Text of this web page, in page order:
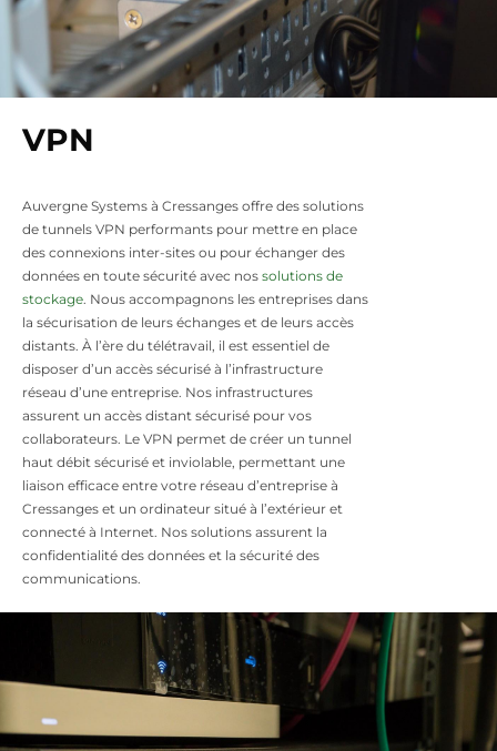
VPN
Auvergne Systems à Cressanges offre des solutions
de tunnels VPN performants pour mettre en place
des connexions inter-sites ou pour échanger des
données en toute sécurité avec nos solutions de
stockage. Nous accompagnons les entreprises dans
la sécurisation de leurs échanges et de leurs accès
distants. À l’ère du télétravail, il est essentiel de
disposer d’un accès sécurisé à l’infrastructure
réseau d’une entreprise. Nos infrastructures
assurent un accès distant sécurisé pour vos
collaborateurs. Le VPN permet de créer un tunnel
haut débit sécurisé et inviolable, permettant une
liaison efficace entre votre réseau d’entreprise à
Cressanges et un ordinateur situé à l’extérieur et
connecté à Internet. Nos solutions assurent la
confidentialité des données et la sécurité des
communications.